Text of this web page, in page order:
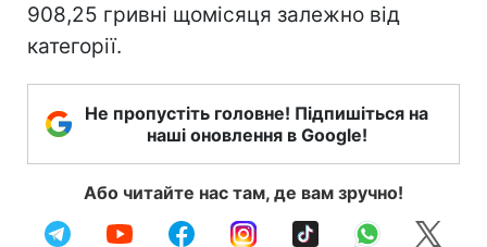
908,25 гривні щомісяця залежно від
категорії.
Не пропустіть головне! Підпишіться на
наші оновлення в Google!
Або читайте нас там, де вам зручно!